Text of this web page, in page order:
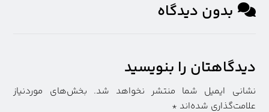
بدون دیدگاه
دیدگاهتان را بنویسید
نشانی ایمیل شما منتشر نخواهد شد. بخش‌های موردنیاز
علامت‌گذاری شده‌اند *